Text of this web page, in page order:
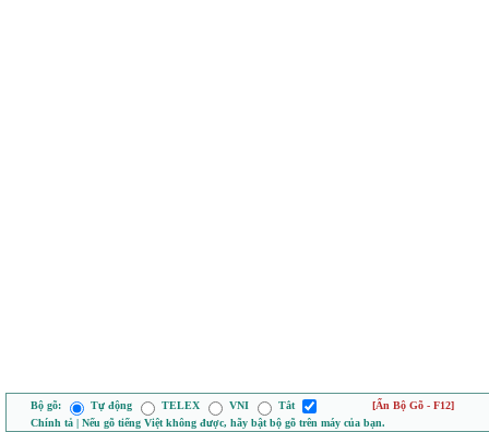
Bộ gõ: Tự động TELEX VNI Tắt
[Ẩn Bộ Gõ - F12]
Chính tả | Nếu gõ tiếng Việt không được, hãy bật bộ gõ trên máy của bạn.